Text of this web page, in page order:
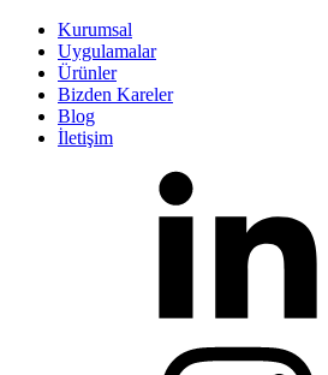
Kurumsal
Uygulamalar
Ürünler
Bizden Kareler
Blog
İletişim